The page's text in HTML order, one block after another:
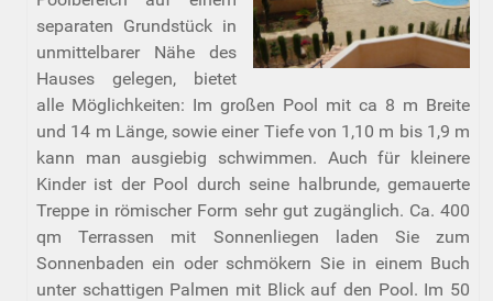
separaten Grundstück in
unmittelbarer Nähe des
Hauses gelegen, bietet
alle Möglichkeiten: Im großen Pool mit ca 8 m Breite
und 14 m Länge, sowie einer Tiefe von 1,10 m bis 1,9 m
kann man ausgiebig schwimmen. Auch für kleinere
Kinder ist der Pool durch seine halbrunde, gemauerte
Treppe in römischer Form sehr gut zugänglich. Ca. 400
qm Terrassen mit Sonnenliegen laden Sie zum
Sonnenbaden ein oder schmökern Sie in einem Buch
unter schattigen Palmen mit Blick auf den Pool. Im 50